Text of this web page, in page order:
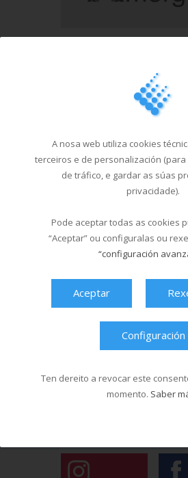
A nosa web utiliza cookies
terceiros e de personalización
de tráfico, e gardar as súas
privacidade).
Pode aceptar todas as cookies
“Aceptar” ou configuralas ou
“configuración
Aceptar
Configuración
Ten dereito a revocar este
momento. Saber